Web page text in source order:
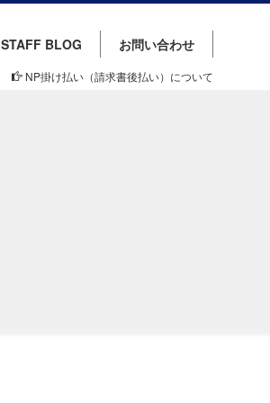
STAFF BLOG お問い合わせ
NP掛け払い（請求書後払い）について